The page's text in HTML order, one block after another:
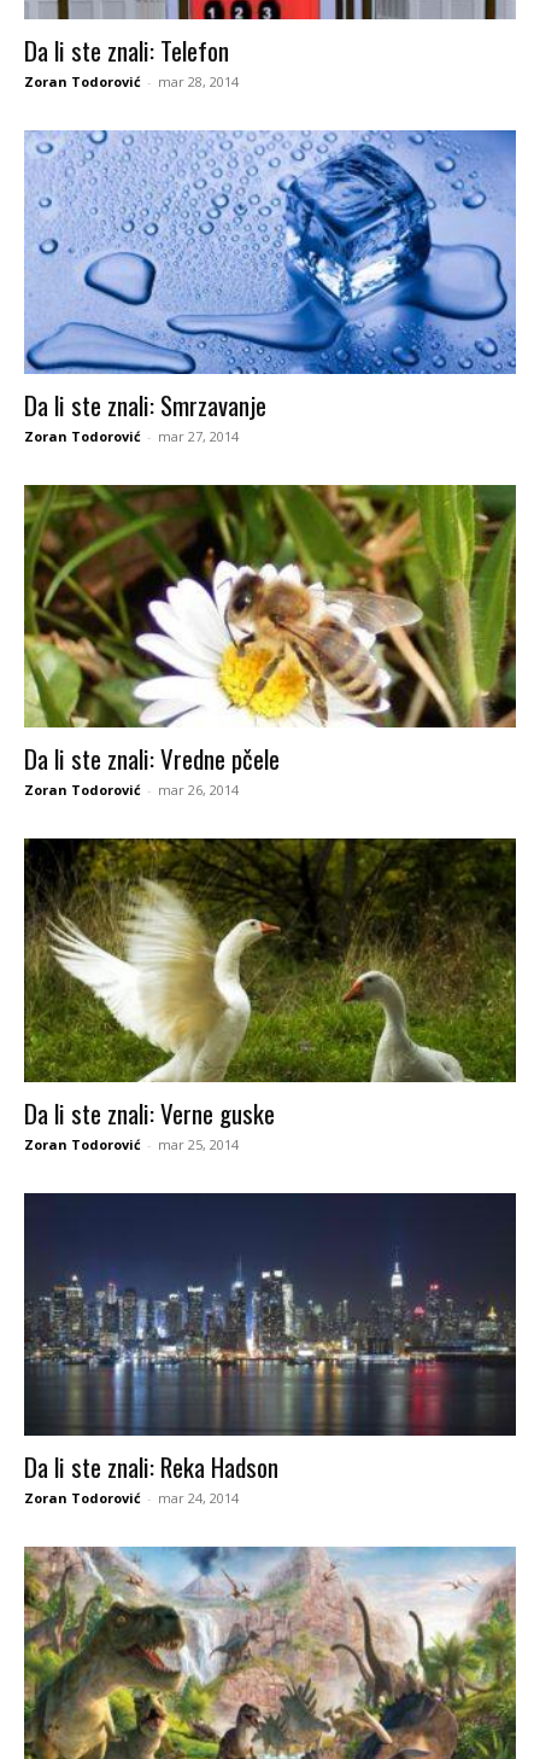
Da li ste znali: Telefon
Zoran Todorović - mar 28, 2014
Da li ste znali: Smrzavanje
Zoran Todorović - mar 27, 2014
Da li ste znali: Vredne pčele
Zoran Todorović - mar 26, 2014
Da li ste znali: Verne guske
Zoran Todorović - mar 25, 2014
Da li ste znali: Reka Hadson
Zoran Todorović - mar 24, 2014